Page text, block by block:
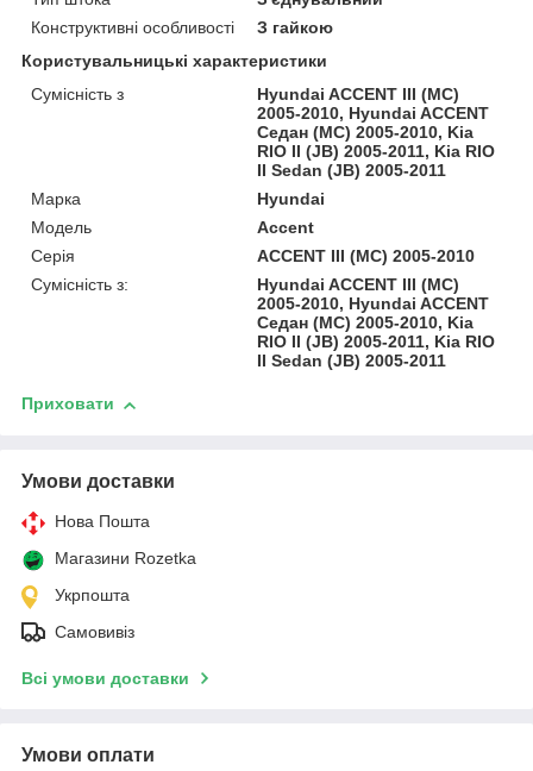
Конструктивні особливості
З гайкою
Користувальницькі характеристики
Сумісність з
Hyundai ACCENT III (MC)
2005-2010, Hyundai ACCENT
Седан (MC) 2005-2010, Kia
RIO II (JB) 2005-2011, Kia RIO
II Sedan (JB) 2005-2011
Марка
Hyundai
Модель
Accent
Серія
ACCENT III (MC) 2005-2010
Сумісність з:
Hyundai ACCENT III (MC)
2005-2010, Hyundai ACCENT
Седан (MC) 2005-2010, Kia
RIO II (JB) 2005-2011, Kia RIO
II Sedan (JB) 2005-2011
Приховати
Умови доставки
Нова Пошта
Магазини Rozetka
Укрпошта
Самовивіз
Всі умови доставки
Умови оплати